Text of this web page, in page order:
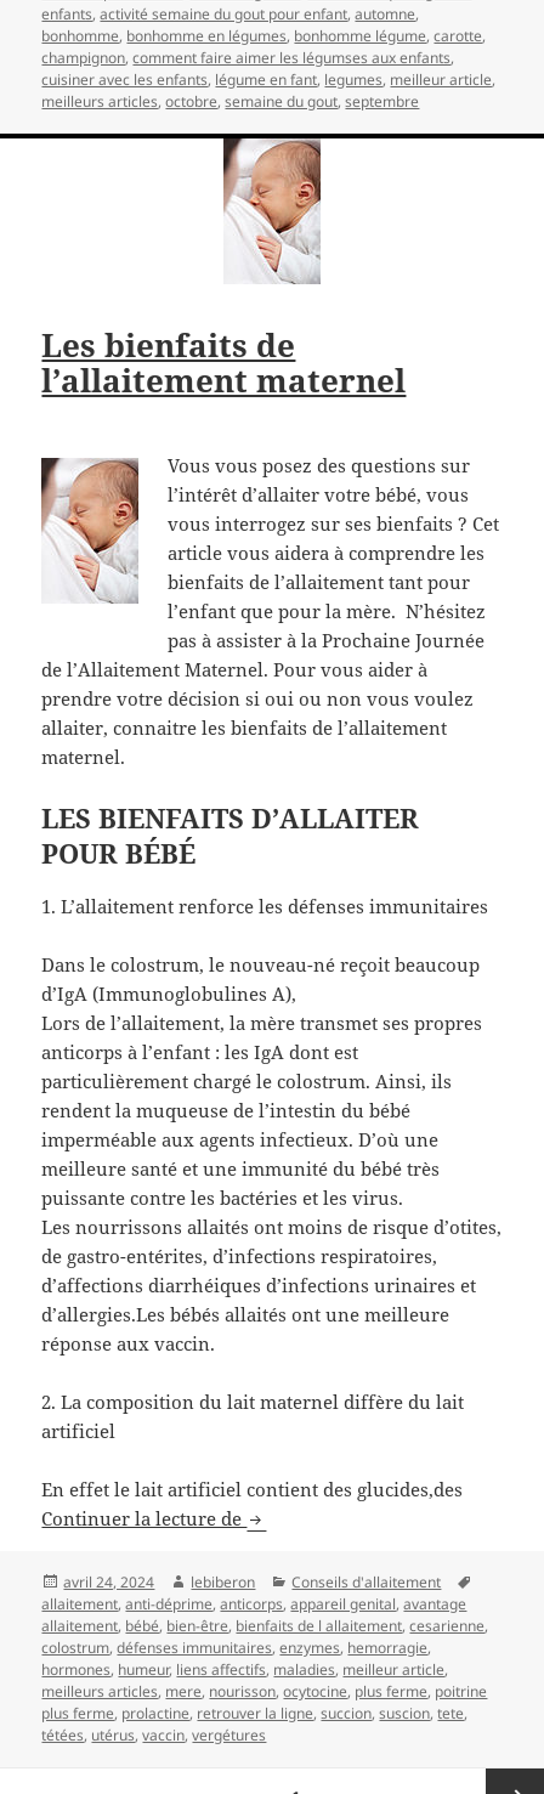
enfants,activité semaine du gout pour enfant,automne,
bonhomme, bonhomme en légumes, bonhomme légume,carotte,
champignon,comment faire aimer les légumses aux enfants,
cuisiner avec les enfants, légume en fant, legumes, meilleur article,
meilleurs articles,octobre,semaine du gout,septembre
Les bienfaits de
l’allaitement maternel
Vous vous posez des questions sur
l’intérêt d’allaiter votre bébé, vous
vous interrogez sur ses bienfaits ? Cet
article vous aidera à comprendre les
bienfaits de l’allaitement tant pour
l’enfant que pour la mère. N’hésitez
pas à assister à la Prochaine Journée
de l’Allaitement Maternel. Pour vous aider à
prendre votre décision si oui ou non vous voulez
allaiter, connaitre les bienfaits de l’allaitement
maternel.
LES BIENFAITS D’ALLAITER
POUR BÉBÉ
1. L’allaitement renforce les défenses immunitaires
Dans le colostrum, le nouveau-né reçoit beaucoup
d’IgA (Immunoglobulines A),
Lors de l’allaitement, la mère transmet ses propres
anticorps à l’enfant : les IgA dont est
particulièrement chargé le colostrum. Ainsi, ils
rendent la muqueuse de l’intestin du bébé
imperméable aux agents infectieux. D’où une
meilleure santé et une immunité du bébé très
puissante contre les bactéries et les virus.
Les nourrissons allaités ont moins de risque d’otites,
de gastro-entérites, d’infections respiratoires,
d’affections diarrhéiques d’infections urinaires et
d’allergies.Les bébés allaités ont une meilleure
réponse aux vaccin.
2. La composition du lait maternel diffère du lait
artificiel
En effet le lait artificiel contient des glucides,des
Continuer la lecture de Les bienfaits de l’allaitement
Publié
le
avril 24, 2024 Auteur
lebiberon Catégories
Conseils d'allaitement
allaitement,anti-déprime,anticorps,appareil genital,avantage
allaitement, bébé, bien-être, bienfaits de l allaitement,cesarienne,
colostrum,défenses immunitaires,enzymes, hemorragie,
hormones, humeur, liens affectifs, maladies, meilleur article,
meilleurs articles, mere, nourisson,ocytocine, plus ferme, poitrine
plus ferme, prolactine, retrouver la ligne,succion,suscion,tete,
tétées, utérus,vaccin,vergétures